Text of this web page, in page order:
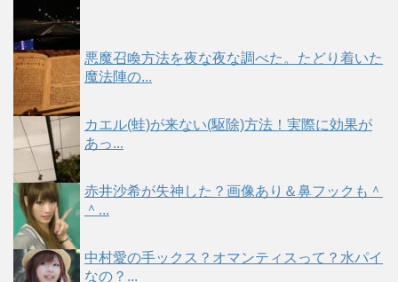
悪魔召喚方法を夜な夜な調べた。たどり着いた
魔法陣の...
カエル(蛙)が来ない(駆除)方法！実際に効果が
あっ...
赤井沙希が失神した？画像あり＆鼻フックも＾
＾...
中村愛の手ックス？オマンティスって？水パイ
なの？...